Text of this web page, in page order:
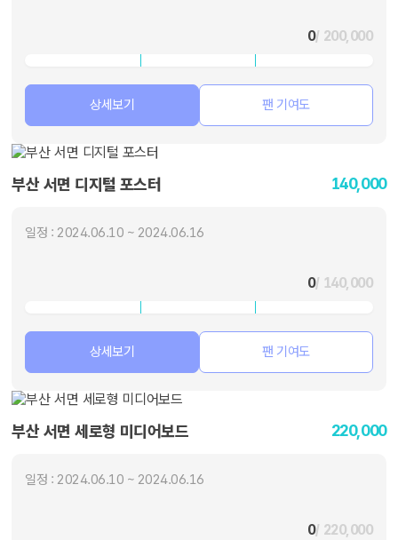
0/ 200,000
상세보기 팬 기여도
부산 서면 디지털 포스터 140,000
일정 : 2024.06.10 ~ 2024.06.16
0/ 140,000
상세보기 팬 기여도
부산 서면 세로형 미디어보드 220,000
일정 : 2024.06.10 ~ 2024.06.16
0/ 220,000